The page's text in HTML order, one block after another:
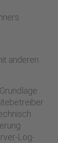
anderen
Log-